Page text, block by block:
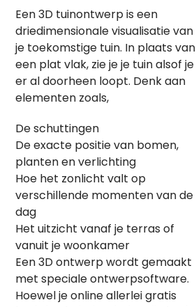
Een 3D tuinontwerp is een
driedimensionale visualisatie van
je toekomstige tuin. In plaats van
een plat vlak, zie je je tuin alsof je
er al doorheen loopt. Denk aan
elementen zoals,
De schuttingen
De exacte positie van bomen,
planten en verlichting
Hoe het zonlicht valt op
verschillende momenten van de
dag
Het uitzicht vanaf je terras of
vanuit je woonkamer
Een 3D ontwerp wordt gemaakt
met speciale ontwerpsoftware.
Hoewel je online allerlei gratis